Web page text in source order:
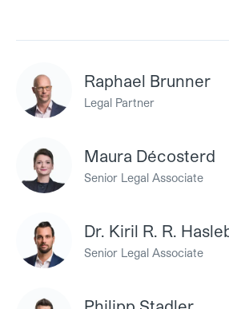
Raphael Brunner
Legal Partner
Maura Décosterd
Senior Legal Associate
Dr. Kiril R. R.
Senior Legal Associate